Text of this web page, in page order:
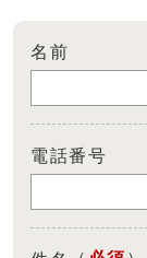
名前
電話番号